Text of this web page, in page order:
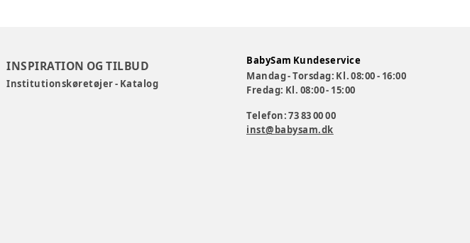
INSPIRATION OG TILBUD
Institutionskøretøjer - Katalog
BabySam Kundeservice
Mandag - Torsdag: Kl. 08:00 - 16:00
Fredag: Kl. 08:00 - 15:00
Telefon: 73 83 00 00
inst@babysam.dk